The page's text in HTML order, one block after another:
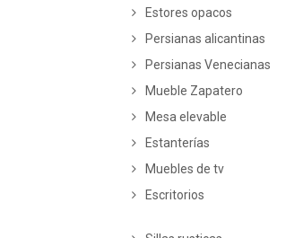
Estores opacos
Persianas alicantinas
Persianas Venecianas
Mueble Zapatero
Mesa elevable
Estanterías
Muebles de tv
Escritorios